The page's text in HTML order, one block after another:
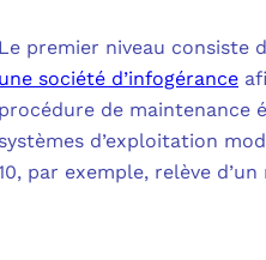
Le premier niveau consiste
une société d’infogérance
procédure de maintenance
systèmes d’exploitation
par exemple, relève